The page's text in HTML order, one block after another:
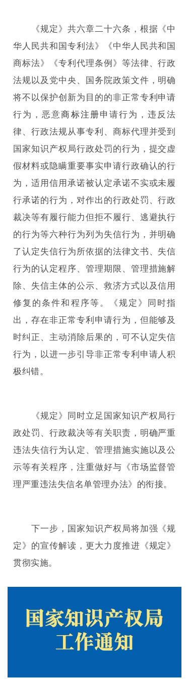
《规定》共六章二十六条，根据《中
华人民共和国专利法》《中华人民共和国
商标法》《专利代理条例》等法律、行政
法规以及党中央、国务院政策文件，明确
将不以保护创新为目的的非正常专利申请
行为，恶意商标注册申请行为，违反法
律、行政法规从事专利、商标代理并受到
国家知识产权局行政处罚的行为，提交虚
假材料或隐瞒重要事实申请行政确认的行
为，适用信用承诺被认定承诺不实或未履
行承诺的行为，对作出的行政处罚、行政
裁决等有履行能力但拒不履行、逃避执行
的行为等六种行为列为失信行为，并明确
了认定失信行为所依据的法律文书、失信
行为的认定程序、管理期限、管理措施解
除、失信主体的公示、救济方式以及信用
修复的条件和程序等。《规定》同时指
出，存在非正常专利申请行为，但能够及
时纠正、主动消除后果的，可不认定失信
行为，以进一步引导非正常专利申请人积
极纠错。
《规定》同时立足国家知识产权局行
政处罚、行政裁决等有关职责，明确严重
违法失信行为认定、管理措施实施以及公
示等有关程序，注重做好与《市场监督管
理严重违法失信名单管理办法》的衔接。
下一步，国家知识产权局将加强《规
定》的宣传解读，更大力度推进《规定》
贯彻实施。